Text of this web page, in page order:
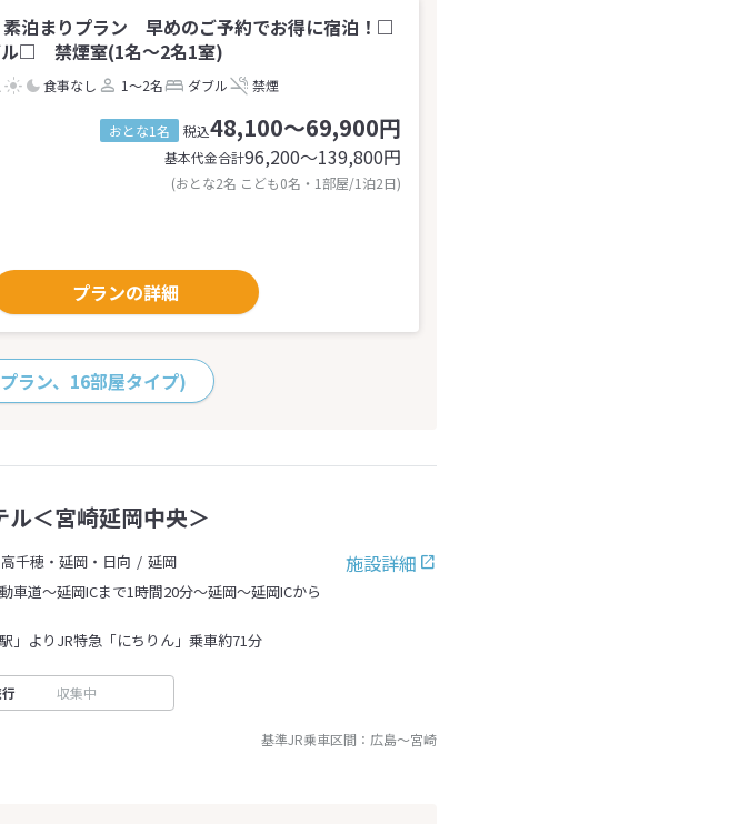
素泊まりプラン 早めのご予約でお得に宿泊！□
□ 禁煙室(1名～2名1室)
食事なし 1～2名 ダブル 禁煙
おとな1名 税込48,100～69,900円
基本代金合計96,200〜139,800円
(おとな2名 こども0名・1部屋/1泊2日)
プランの詳細
ラン、16部屋タイプ)
ル＜宮崎延岡中央＞
施設詳細
高千穂・延岡・日向
延岡
車道～延岡ICまで1時間20分～延岡～延岡ICから
」よりJR特急「にちりん」乗車約71分
収集中
基準JR乗車区間： 広島～宮崎